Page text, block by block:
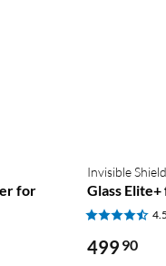
for
Invisible Shield
Glass Elite+
4.5
499 90